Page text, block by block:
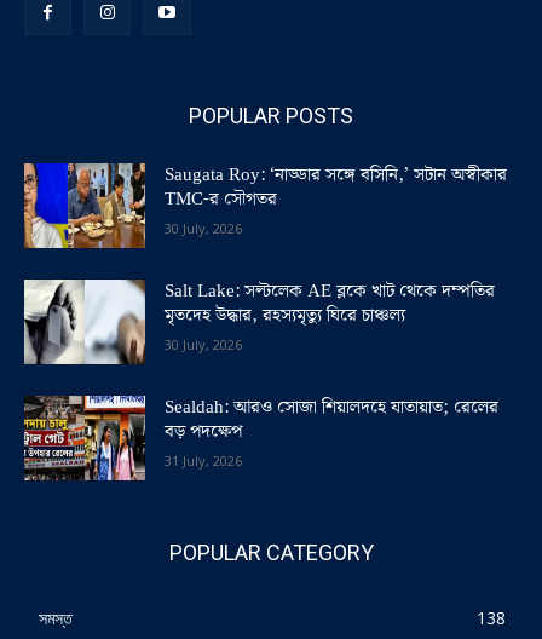
POPULAR POSTS
Saugata Roy: ‘নাড্ডার সঙ্গে বসিনি,’ সটান অস্বীকার
TMC-র সৌগতর
30 July, 2026
Salt Lake: সল্টলেক AE ব্লকে খাট থেকে দম্পতির
মৃতদেহ উদ্ধার, রহস্যমৃত্যু ঘিরে চাঞ্চল্য
30 July, 2026
Sealdah: আরও সোজা শিয়ালদহে যাতায়াত; রেলের
বড় পদক্ষেপ
31 July, 2026
POPULAR CATEGORY
সমস্ত 138